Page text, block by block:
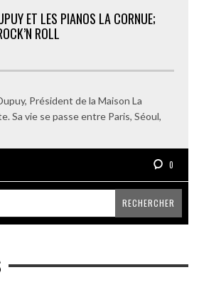
ET LES PIANOS LA CORNUE;
ROLL
Président de la Maison La
Sa vie se passe entre Paris, Séoul,
0